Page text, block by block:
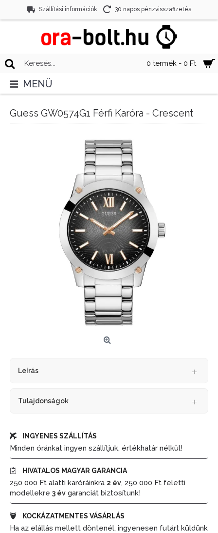
Szállítási információk 30 napos pénzvisszafizetés
0 termék - 0 Ft
MENÜ
Guess GW0574G1 Férfi Karóra - Crescent
Leírás
Tulajdonságok
INGYENES SZÁLLÍTÁS
Minden óránkat ingyen szállítjuk, értékhatár nélkül!
HIVATALOS MAGYAR GARANCIA
250 000 Ft alatti karóráinkra 2 év, 250 000 Ft feletti
modellekre 3 év garanciát biztosítunk!
KOCKÁZATMENTES VÁSÁRLÁS
Ha az elállás mellett döntenél, ingyenesen futárt küldünk